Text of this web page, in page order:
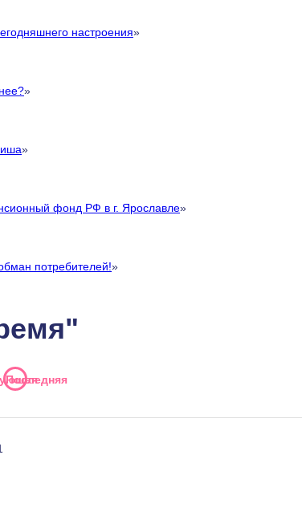
настроения»
»
»
фонд РФ в г. Ярославле»
потребителей!»
Последняя